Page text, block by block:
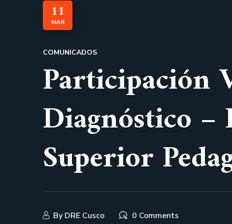
11
MAR
COMUNICADOS
Participación
Diagnóstico –
Superior
By DRE Cusco 0 Comments